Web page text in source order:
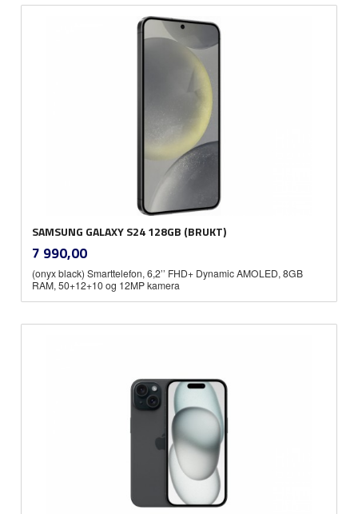
SAMSUNG GALAXY S24 128GB (BRUKT)
Pris
7 990,00mva.
(onyx black) Smarttelefon, 6,2’’ FHD+ Dynamic AMOLED, 8GB
RAM, 50+12+10 og 12MP kamera